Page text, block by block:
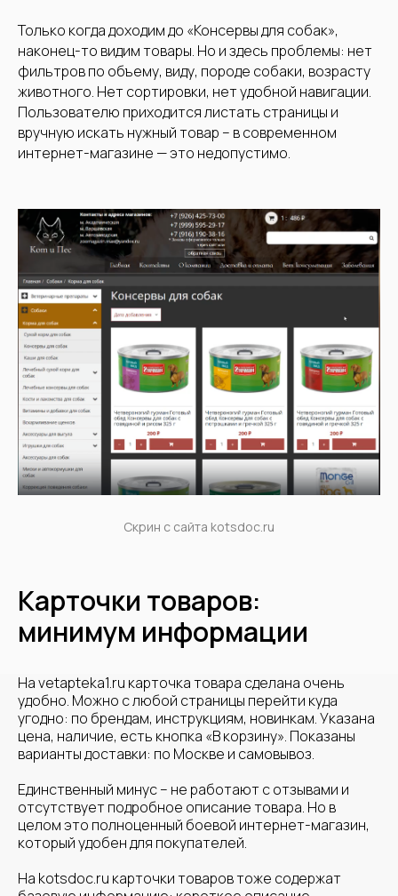
Только когда доходим до «Консервы для собак»,
наконец-то видим товары. Но и здесь проблемы: нет
фильтров по объему, виду, породе собаки, возрасту
животного. Нет сортировки, нет удобной навигации.
Пользователю приходится листать страницы и
вручную искать нужный товар – в современном
интернет-магазине — это недопустимо.
Скрин с сайта kotsdoc.ru
Карточки товаров:
минимум информации
На vetapteka1.ru карточка товара сделана очень
удобно. Можно с любой страницы перейти куда
угодно: по брендам, инструкциям, новинкам. Указана
цена, наличие, есть кнопка «В корзину». Показаны
варианты доставки: по Москве и самовывоз.
Единственный минус – не работают с отзывами и
отсутствует подробное описание товара. Но в
целом это полноценный боевой интернет-магазин,
который удобен для покупателей.
На kotsdoc.ru карточки товаров тоже содержат
вашего сайта
Аудит проведет
Алексей Штабкин
Аудит в формате видео-
Руководитель отдела продвижения
Победитель чемпионата по продвижению
сайтов в 2025 и 2024
Специалист по продвижению сайтов №1 в